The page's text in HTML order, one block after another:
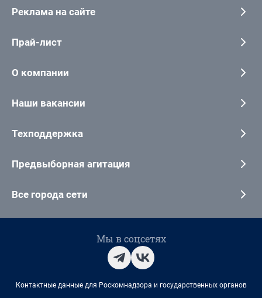
Реклама на сайте
Прай-лист
О компании
Наши вакансии
Техподдержка
Предвыборная агитация
Все города сети
Мы в соцсетях
Контактные данные для Роскомнадзора и государственных органов